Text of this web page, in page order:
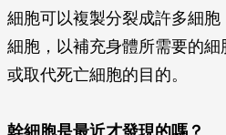
細胞可以複製分裂成許多細
細胞，以補充身體所需要的
或取代死亡細胞的目的。
幹細胞是最近才發現的嗎？